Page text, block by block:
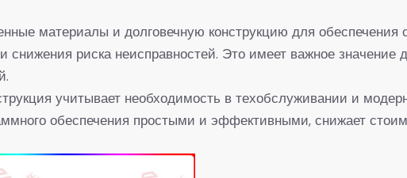
материалы и долговечную конструкцию для обеспечения
риска неисправностей. Это имеет важное значение
учитывает необходимость в техобслуживании и
обеспечения простыми и эффективными, снижает